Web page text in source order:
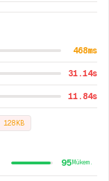
468ms
31.14s
11.84s
128KB
95Mükem.